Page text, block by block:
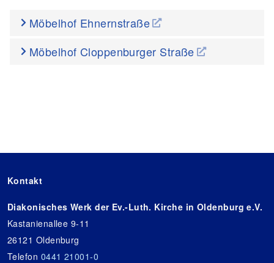
Möbelhof Ehnernstraße
Möbelhof Cloppenburger Straße
Kontakt
Diakonisches Werk der Ev.-Luth. Kirche in Oldenburg e.V.
Kastanienallee 9-11
26121 Oldenburg
Telefon 0441 21001-0